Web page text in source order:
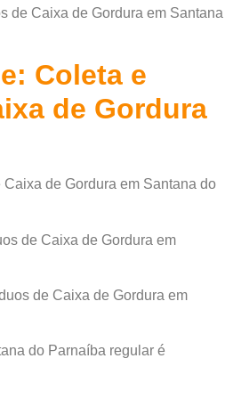
de Caixa de Gordura em Santana
Coleta e
de Gordura
de Gordura em Santana do
de Caixa de Gordura em
de Caixa de Gordura em
do Parnaíba regular é